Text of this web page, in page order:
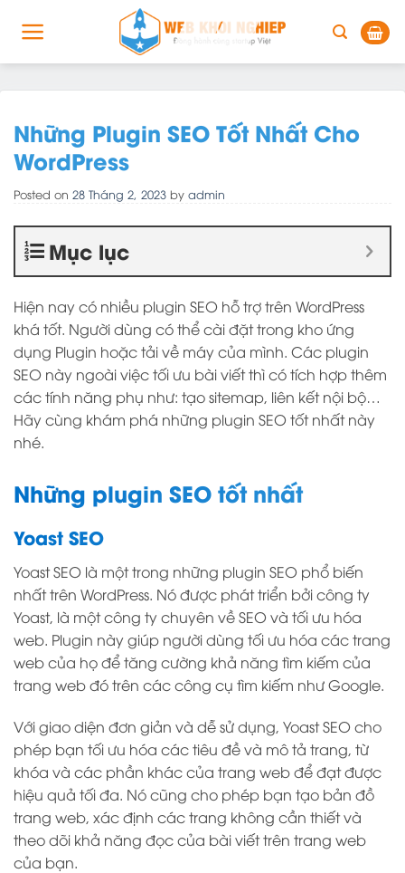
Những Plugin SEO Tốt Nhất Cho
WordPress
Posted on 28 Tháng 2, 2023 by admin
Mục lục
Hiện nay có nhiều plugin SEO hỗ trợ trên WordPress
khá tốt. Người dùng có thể cài đặt trong kho ứng
dụng Plugin hoặc tải về máy của mình. Các plugin
SEO này ngoài việc tối ưu bài viết thì có tích hợp thêm
các tính năng phụ như: tạo sitemap, liên kết nội bộ…
Hãy cùng khám phá những plugin SEO tốt nhất này
nhé.
Những plugin SEO tốt nhất
Yoast SEO
Yoast SEO là một trong những plugin SEO phổ biến
nhất trên WordPress. Nó được phát triển bởi công ty
Yoast, là một công ty chuyên về SEO và tối ưu hóa
web. Plugin này giúp người dùng tối ưu hóa các trang
web của họ để tăng cường khả năng tìm kiếm của
trang web đó trên các công cụ tìm kiếm như Google.
Với giao diện đơn giản và dễ sử dụng, Yoast SEO cho
phép bạn tối ưu hóa các tiêu đề và mô tả trang, từ
khóa và các phần khác của trang web để đạt được
hiệu quả tối đa. Nó cũng cho phép bạn tạo bản đồ
trang web, xác định các trang không cần thiết và
theo dõi khả năng đọc của bài viết trên trang web
của bạn.